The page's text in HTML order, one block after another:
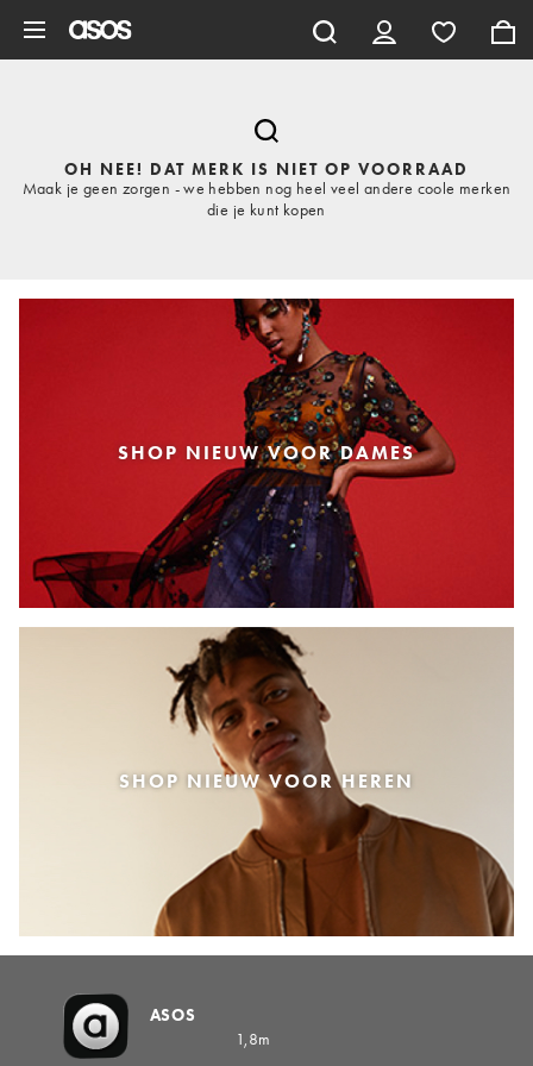
OH NEE! DAT MERK IS NIET OP VOORRAAD
Maak je geen zorgen - we hebben nog heel veel andere coole merken
die je kunt kopen
SHOP NIEUW VOOR DAMES
SHOP NIEUW VOOR HEREN
ASOS
1,8m